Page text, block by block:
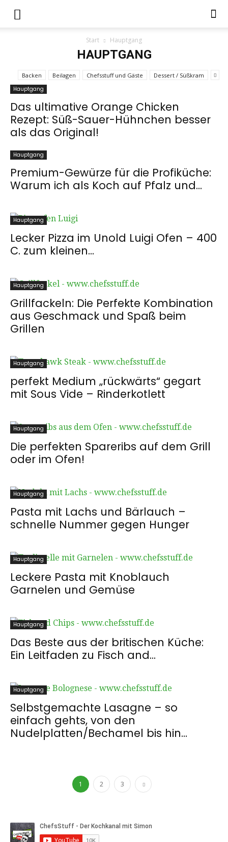
Start Hauptgang
HAUPTGANG
Backen Beilagen Chefsstuff und Gäste
Dessert / Süßkram
Hauptgang
Das ultimative Orange Chicken
Rezept: Süß-Sauer-Hühnchen besser
als das Original!
Hauptgang
Premium-Gewürze für die Profiküche:
Warum ich als Koch auf Pfalz und...
Hauptgang
Lecker Pizza im Unold Luigi Ofen – 400
C. zum kleinen...
Hauptgang
Grillfackeln: Die Perfekte Kombination
aus Geschmack und Spaß beim
Grillen
Hauptgang
perfekt Medium „rückwärts“ gegart
mit Sous Vide – Rinderkotlett
Hauptgang
Die perfekten Spareribs auf dem Grill
oder im Ofen!
Hauptgang
Pasta mit Lachs und Bärlauch –
schnelle Nummer gegen Hunger
Hauptgang
Leckere Pasta mit Knoblauch
Garnelen und Gemüse
Hauptgang
Das Beste aus der britischen Küche:
Ein Leitfaden zu Fisch and...
Hauptgang
Selbstgemachte Lasagne – so
einfach gehts, von den
Nudelplatten/Bechamel bis hin...
1 2 3